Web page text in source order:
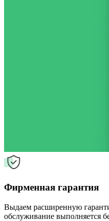
Фирменная гарантия
Выдаем расширенную
обслуживание выполняется